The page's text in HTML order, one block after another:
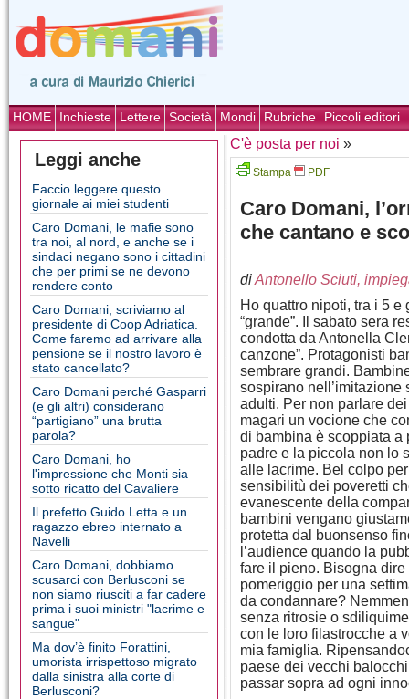
HOME Inchieste Lettere Società Mondi Rubriche Piccoli editori
Leggi anche
Faccio leggere questo
giornale ai miei studenti
Caro Domani, le mafie sono
tra noi, al nord, e anche se i
sindaci negano sono i cittadini
che per primi se ne devono
rendere conto
Caro Domani, scriviamo al
presidente di Coop Adriatica.
Come faremo ad arrivare alla
pensione se il nostro lavoro è
stato cancellato?
Caro Domani perché Gasparri
(e gli altri) considerano
“partigiano” una brutta
parola?
Caro Domani, ho
l'impressione che Monti sia
sotto ricatto del Cavaliere
Il prefetto Guido Letta e un
ragazzo ebreo internato a
Navelli
Caro Domani, dobbiamo
scusarci con Berlusconi se
non siamo riusciti a far cadere
prima i suoi ministri "lacrime e
sangue"
Ma dov’è finito Forattini,
umorista irrispettoso migrato
dalla sinistra alla corte di
Berlusconi?
C'è posta per noi »
Stampa PDF
Caro Domani,
che cantano e
diAntonello Sciuti,
Ho quattro nipoti, tra i 5
“grande”. Il sabato sera
condotta da Antonella
canzone”. Protagonisti
sembrare grandi.
sospirano
adulti. Per non parlare
magari un vocione che
di bambina è scoppiata a
padre e la piccola non lo
alle lacrime. Bel colpo
sensibilitù dei poveretti
evanescente della
bambini vengano
protetta dal buonsenso
l’audience quando la
fare il pieno. Bisogna
pomeriggio per una
da condannare?
senza ritrosie o
con le loro filastrocche a
mia famiglia.
paese dei vecchi
passar sopra ad ogni